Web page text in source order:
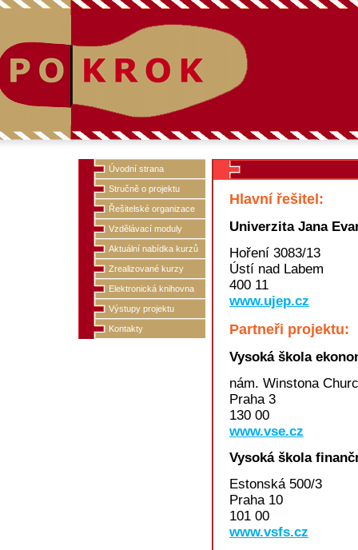
Úvodní strana
Stručně o projektu
Řešitelské organizace
Vzdělávací moduly
Aktuální nabídka kurzů
Zrealizované kurzy
Elektronická knihovna
Výstupy projektu
Kontakty
Hlavní řešitel:
Univerzita Jana
Hoření 3083/13
Ústí nad Labem
400 11
www.ujep.cz
Partneři projektu:
Vysoká škola
nám. Winstona
Praha 3
130 00
www.vse.cz
Vysoká škola
Estonská 500/3
Praha 10
101 00
www.vsfs.cz